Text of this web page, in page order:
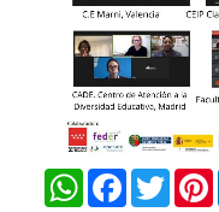
WhatsAppFacebook